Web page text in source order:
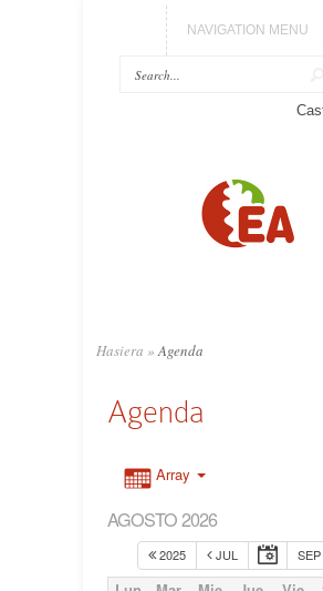
NAVIGATION MENU
Hasiera » Agenda
Agenda
Array
AGOSTO 2026
2025 JUL SEP